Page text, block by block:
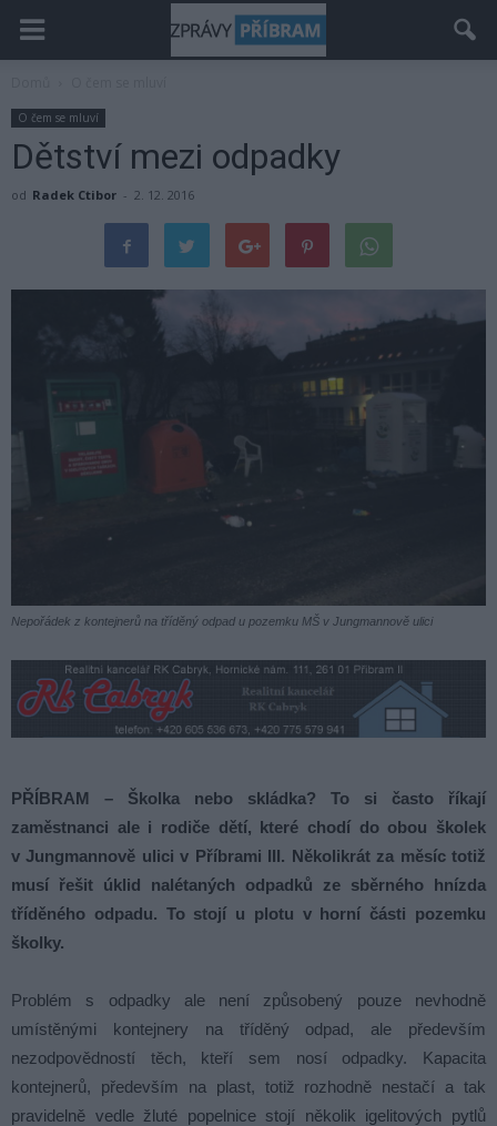
O čem se mluví
Dětství mezi odpadky
od Radek Ctibor - 2. 12. 2016
Nepořádek z kontejnerů na tříděný odpad u pozemku MŠ v Jungmannově ulici
PŘÍBRAM – Školka nebo skládka? To si často říkají
zaměstnanci ale i rodiče dětí, které chodí do obou školek
v Jungmannově ulici v Příbrami III. Několikrát za měsíc totiž
musí řešit úklid nalétaných odpadků ze sběrného hnízda
tříděného odpadu. To stojí u plotu v horní části pozemku
školky.
Problém s odpadky ale není způsobený pouze nevhodně
umístěnými kontejnery na tříděný odpad, ale především
nezodpovědností těch, kteří sem nosí odpadky. Kapacita
kontejnerů, především na plast, totiž rozhodně nestačí a tak
pravidelně vedle žluté popelnice stojí několik igelitových pytlů